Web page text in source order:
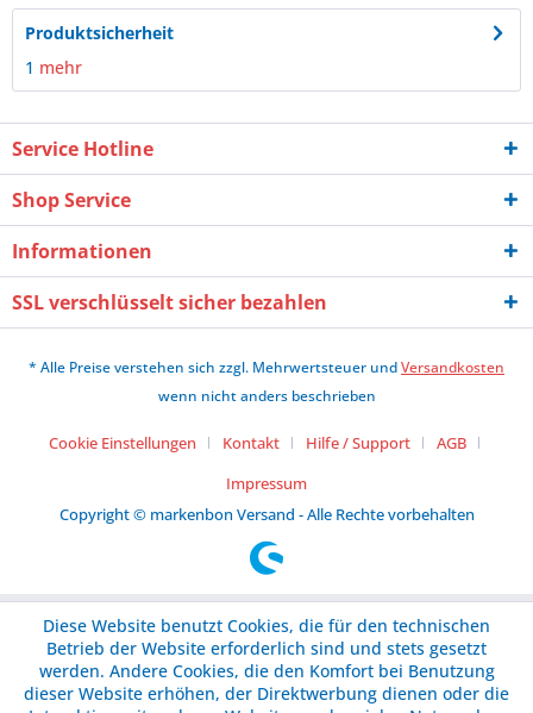
Produktsicherheit
1 mehr
Service Hotline
Shop Service
Informationen
SSL verschlüsselt sicher bezahlen
* Alle Preise verstehen sich zzgl. Mehrwertsteuer undVersandkosten
wenn nicht anders beschrieben
Cookie Einstellungen Kontakt Hilfe / Support
AGB
Impressum
Copyright © markenbon Versand - Alle Rechte vorbehalten
Diese Website benutzt Cookies, die für den technischen
Betrieb der Website erforderlich sind und stets gesetzt
werden. Andere Cookies, die den Komfort bei Benutzung
dieser Website erhöhen, der Direktwerbung dienen oder die